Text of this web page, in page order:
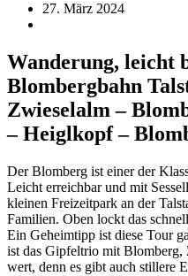
27. März 2024
Wanderung, leicht
Blombergbahn
Zwieselalm –
– Heiglkopf –
Der Blomberg ist einer der
Leicht erreichbar und mit
kleinen Freizeitpark an der
Familien. Oben lockt das
Ein Geheimtipp ist diese Tour
ist das Gipfeltrio mit
wert, denn es gibt auch stillere